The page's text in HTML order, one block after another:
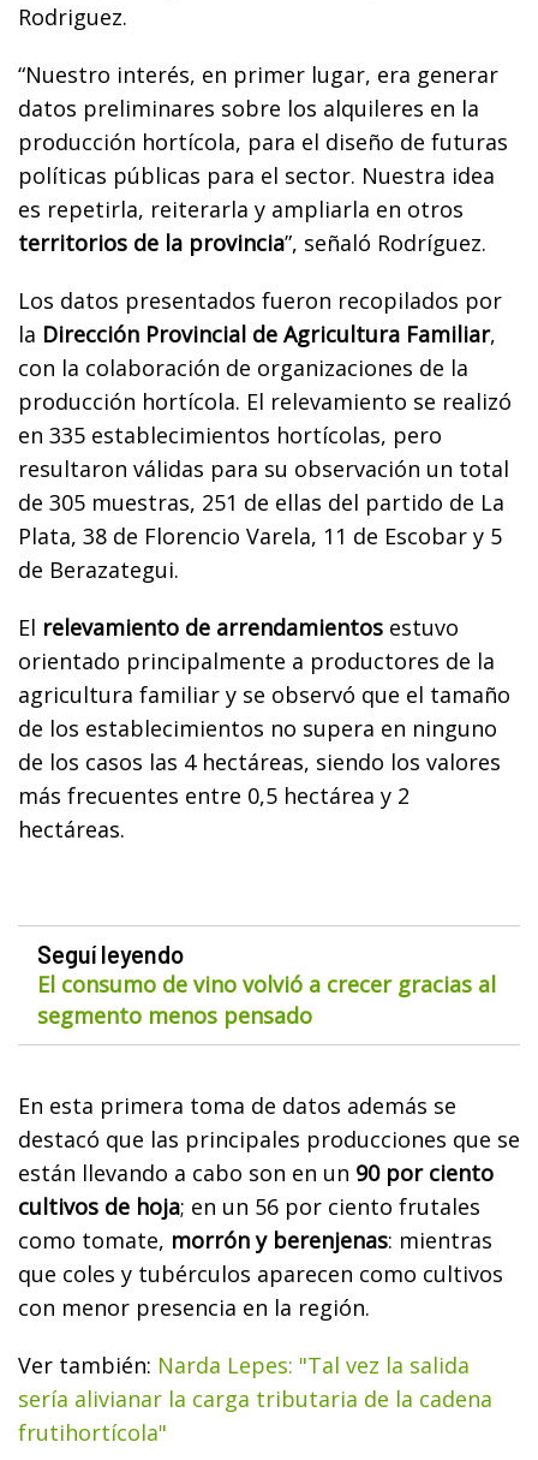
Rodriguez.
“Nuestro interés, en primer lugar, era generar
datos preliminares sobre los alquileres en la
producción hortícola, para el diseño de futuras
políticas públicas para el sector. Nuestra idea
es repetirla, reiterarla y ampliarla en otros
territorios de la provincia”, señaló Rodríguez.
Los datos presentados fueron recopilados por
la Dirección Provincial de Agricultura Familiar,
con la colaboración de organizaciones de la
producción hortícola. El relevamiento se realizó
en 335 establecimientos hortícolas, pero
resultaron válidas para su observación un total
de 305 muestras, 251 de ellas del partido de La
Plata, 38 de Florencio Varela, 11 de Escobar y 5
de Berazategui.
El relevamiento de arrendamientos estuvo
orientado principalmente a productores de la
agricultura familiar y se observó que el tamaño
de los establecimientos no supera en ninguno
de los casos las 4 hectáreas, siendo los valores
más frecuentes entre 0,5 hectárea y 2
hectáreas.
Seguí leyendo
El consumo de vino volvió a crecer gracias al
segmento menos pensado
En esta primera toma de datos además se
destacó que las principales producciones que se
están llevando a cabo son en un 90 por ciento
cultivos de hoja; en un 56 por ciento frutales
como tomate, morrón y berenjenas: mientras
que coles y tubérculos aparecen como cultivos
con menor presencia en la región.
Ver también: Narda Lepes: "Tal vez la salida
sería alivianar la carga tributaria de la cadena
frutihortícola"